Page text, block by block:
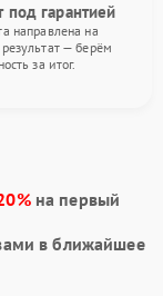
под гарантией
направлена на
— берём
за итог.
на первый
в ближайшее